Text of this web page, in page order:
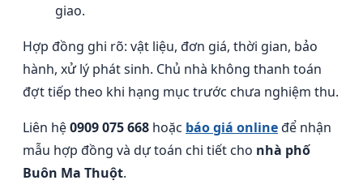
giao.
Hợp đồng ghi rõ: vật liệu, đơn giá, thời gian, bảo
hành, xử lý phát sinh. Chủ nhà không thanh toán
đợt tiếp theo khi hạng mục trước chưa nghiệm thu.
Liên hệ0909 075 668 hoặc báo giá onlineđể nhận
mẫu hợp đồng và dự toán chi tiết cho nhà phố
Buôn Ma Thuột.